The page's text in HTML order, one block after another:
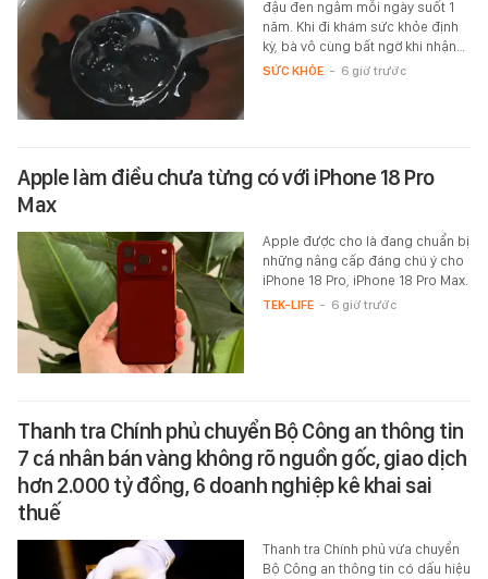
đậu đen ngâm mỗi ngày suốt 1
năm. Khi đi khám sức khỏe định
kỳ, bà vô cùng bất ngờ khi nhận…
SỨC KHỎE - 6 giờ trước
Apple làm điều chưa từng có với iPhone 18 Pro
Max
Apple được cho là đang chuẩn bị
những nâng cấp đáng chú ý cho
iPhone 18 Pro, iPhone 18 Pro Max.
TEK-LIFE - 6 giờ trước
Thanh tra Chính phủ chuyển Bộ Công an thông tin
7 cá nhân bán vàng không rõ nguồn gốc, giao dịch
hơn 2.000 tỷ đồng, 6 doanh nghiệp kê khai sai
thuế
Thanh tra Chính phủ vừa chuyển
Bộ Công an thông tin có dấu hiệu